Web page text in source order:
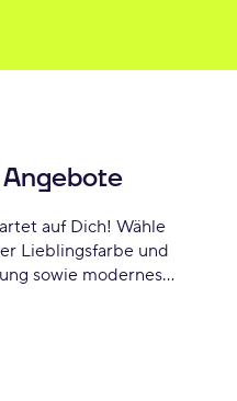
auf Dich! Wähle
Lieblingsfarbe und
sowie modernes
Dein Citroën Ami